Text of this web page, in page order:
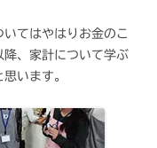
てはやはりお金のこ
降、家計について学ぶ
います。